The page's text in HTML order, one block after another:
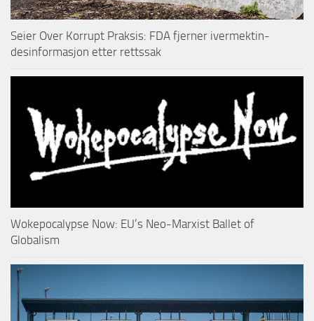
Seier Over Korrupt Praksis: FDA fjerner ivermektin-
desinformasjon etter rettssak
Wokepocalypse Now: EU’s Neo-Marxist Ballet of
Globalism